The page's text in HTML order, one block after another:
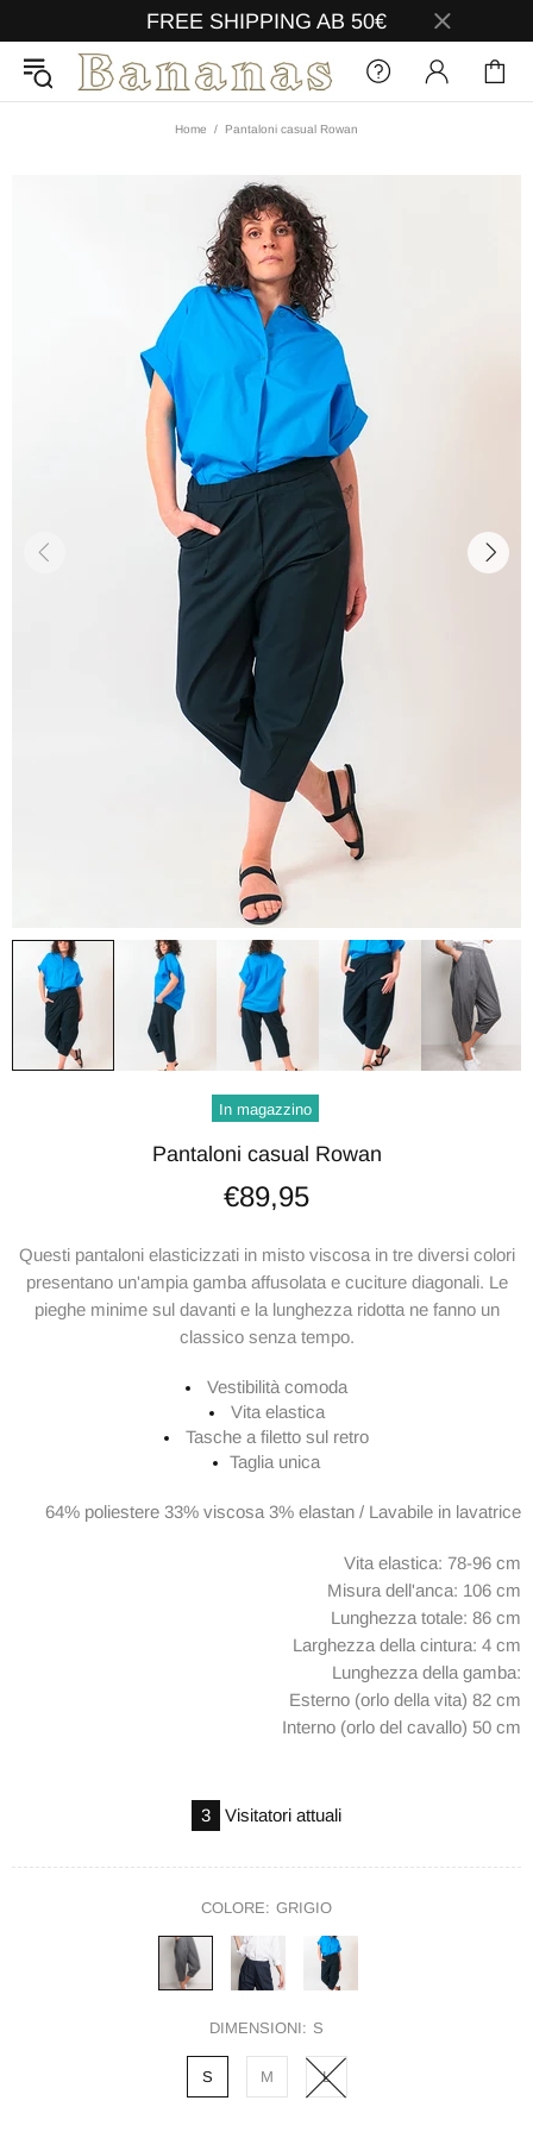
FREE SHIPPING AB 50€
Home Pantaloni casual Rowan
In magazzino
Pantaloni casual Rowan
€89,95
Questi pantaloni elasticizzati in misto viscosa in tre diversi colori
presentano un'ampia gamba affusolata e cuciture diagonali. Le
pieghe minime sul davanti e la lunghezza ridotta ne fanno un
classico senza tempo.
Vestibilità comoda
Vita elastica
Tasche a filetto sul retro
Taglia unica
64% poliestere 33% viscosa 3% elastan / Lavabile in lavatrice
Vita elastica: 78-96 cm
Misura dell'anca: 106 cm
Lunghezza totale: 86 cm
Larghezza della cintura: 4 cm
Lunghezza della gamba:
Esterno (orlo della vita) 82 cm
Interno (orlo del cavallo) 50 cm
3 Visitatori attuali
COLORE: GRIGIO
DIMENSIONI: S
S M L